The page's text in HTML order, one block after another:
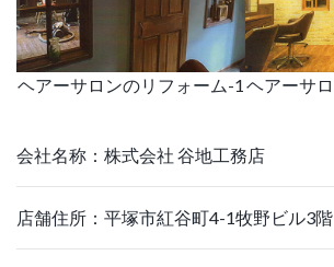
ヘアーサロンのリフォーム-1 ヘアーサ
会社名称：株式会社 谷地工務店
店舗住所：平塚市紅谷町4-1牧野ビル3階